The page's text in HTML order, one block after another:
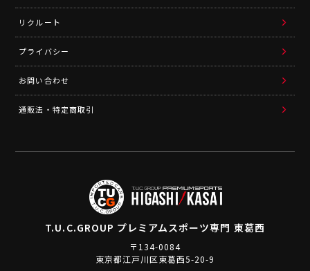
リクルート
プライバシー
お問い合わせ
通販法・特定商取引
T.U.C.GROUP プレミアムスポーツ専門 東葛西
〒134-0084
東京都江戸川区東葛西5-20-9